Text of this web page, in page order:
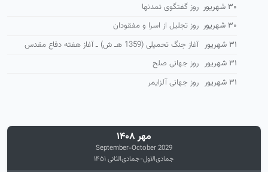
۳۰ شهریور
روز گفتگوی تمدنها
۳۰ شهریور
روز تجلیل از اسرا و مفقودان
۳۱ شهریور
آغاز جنگ تحمیلی (1359 هـ ش) ـ آغاز هفته دفاع مقدس
۳۱ شهریور
روز جهانی صلح
۳۱ شهریور
روز جهانی آلزایمر
مهر ۱۴۰۸
September-October 2029
جمادی‌الاول-جمادی‌الثانی ۱۴۵۱